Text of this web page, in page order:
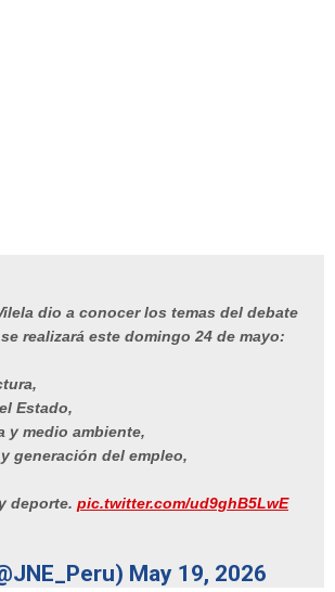
dio a conocer los temas del debate
realizará este domingo 24 de mayo:
Estado,
y medio ambiente,
generación del empleo,
deporte. pic.twitter.com/ud9ghB5LwE
May 19, 2026